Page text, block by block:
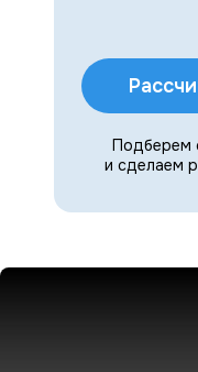
Подберем
и сделаем